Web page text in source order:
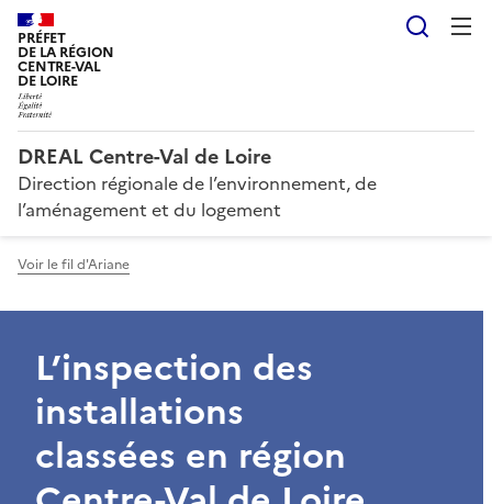
PRÉFET
DE LA RÉGION
CENTRE-VAL
DE LOIRE
DREAL Centre-Val de Loire
Direction régionale de l’environnement, de
l’aménagement et du logement
Voir le fil d'Ariane
L’inspection des
installations
classées en région